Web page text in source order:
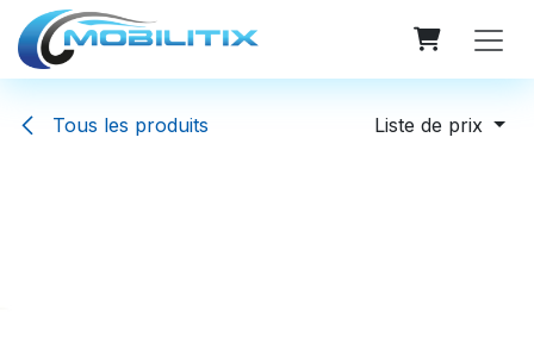
Se rendre au contenu
Tous les produits Liste de prix